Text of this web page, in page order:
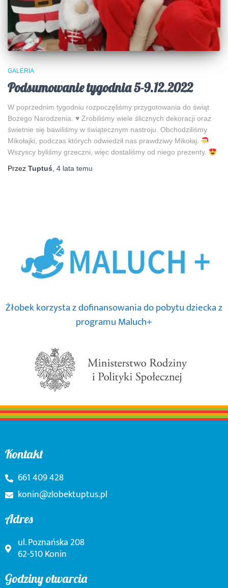
GALERIA
Podsumowanie tygodnia 5-9.12.2022
W poprzednim tygodniu rozpoczęliśmy przygotowania do świąt
Bożego Narodzenia. ♥️ Zrobiliśmy wiele ślicznych dekoracji oraz
świetnie się bawiliśmy w świątecznym nastroju. Obchodziliśmy
Mikołajki, podczas których odwiedził nas prawdziwy Mikołaj.
Wszyscy byliśmy grzeczni, więc dostaliśmy od niego prezenty.
Przez Tuptuś, 4 lata temu
Żłobek korzysta z dofinansowania do pobytu dziecka z
programu Maluch+
Kontakt
661 409 428
konin@zlobektuptus.pl
Adres
ul. Poznańska 208
62-510 Konin
Godziny otwarcia